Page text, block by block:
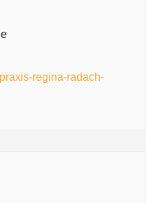
regina-radach-